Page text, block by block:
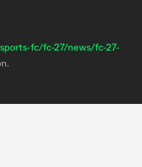
fc/fc-27/news/fc-27-